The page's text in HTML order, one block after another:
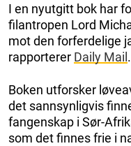
I en nyutgitt bok har
filantropen Lord
mot den forferdelige
rapporterer Daily Mail .
Boken utforsker
det sannsynligvis
fangenskap i Sør-
som det finnes frie i